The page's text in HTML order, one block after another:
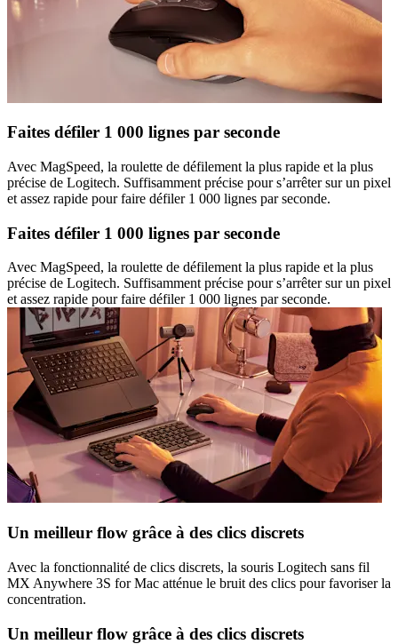
Faites défiler 1 000 lignes par seconde
Avec MagSpeed, la roulette de défilement la plus rapide et la plus
précise de Logitech. Suffisamment précise pour s’arrêter sur un pixel
et assez rapide pour faire défiler 1 000 lignes par seconde.
Faites défiler 1 000 lignes par seconde
Avec MagSpeed, la roulette de défilement la plus rapide et la plus
précise de Logitech. Suffisamment précise pour s’arrêter sur un pixel
et assez rapide pour faire défiler 1 000 lignes par seconde.
Un meilleur flow grâce à des clics discrets
Avec la fonctionnalité de clics discrets, la souris Logitech sans fil
MX Anywhere 3S for Mac atténue le bruit des clics pour favoriser la
concentration.
Un meilleur flow grâce à des clics discrets